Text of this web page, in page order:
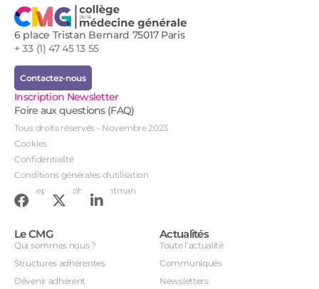
6 place Tristan Bernard 75017 Paris
+ 33 (1) 47 45 13 55
Contactez-nous
Inscription Newsletter
Foire aux questions (FAQ)
Tous droits réservés - Novembre 2023
Cookies
Confidentialité
Conditions générales d'utilisation
Conception : John Brightman
Le CMG
Qui sommes nous ?
Structures adhérentes
Dévenir adhérent
Actualités
Toute l’actualité
Communiqués
Newsletters